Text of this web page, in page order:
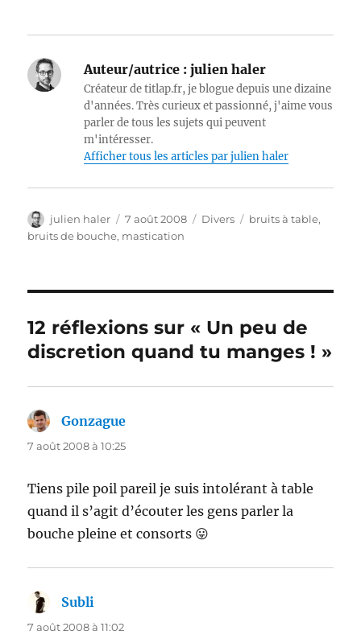
Auteur/autrice : julien haler
Créateur de titlap.fr, je blogue depuis une dizaine
d'années. Très curieux et passionné, j'aime vous
parler de tous les sujets qui peuvent
m'intéresser.
Afficher tous les articles par julien haler
Auteur
julien haler
Publié
le
7 août 2008 Catégories
Divers Étiquettes
bruits à table,
bruits de bouche, mastication
12 réflexions sur « Un peu de
discretion quand tu manges ! »
Gonzague
7 août 2008 à 10:25
Tiens pile poil pareil je suis intolérant à table
quand il s’agit d’écouter les gens parler la
bouche pleine et consorts 😛
Subli
7 août 2008 à 11:02